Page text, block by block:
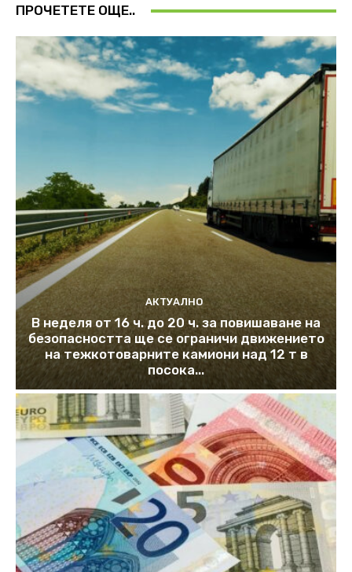
ПРОЧЕТЕТЕ ОЩЕ..
АКТУАЛНО
В неделя от 16 ч. до 20 ч. за повишаване на
безопасността ще се ограничи движението
на тежкотоварните камиони над 12 т в
посока...